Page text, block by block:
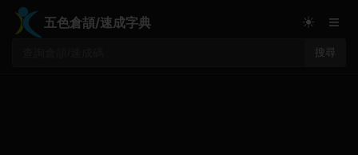
五色倉頡/速成字典
搜尋
☀ ≡